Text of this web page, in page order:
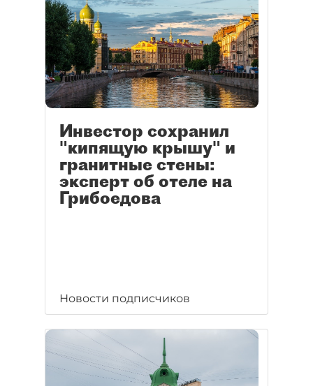
Инвестор сохранил
"кипящую крышу" и
гранитные стены:
эксперт об отеле на
Грибоедова
Новости подписчиков